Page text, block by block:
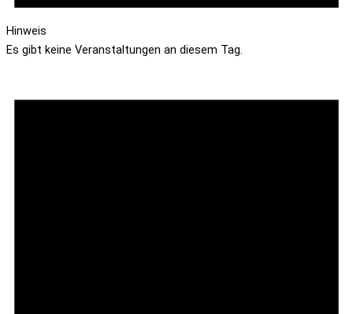
Hinweis
Es gibt keine Veranstaltungen an diesem Tag.